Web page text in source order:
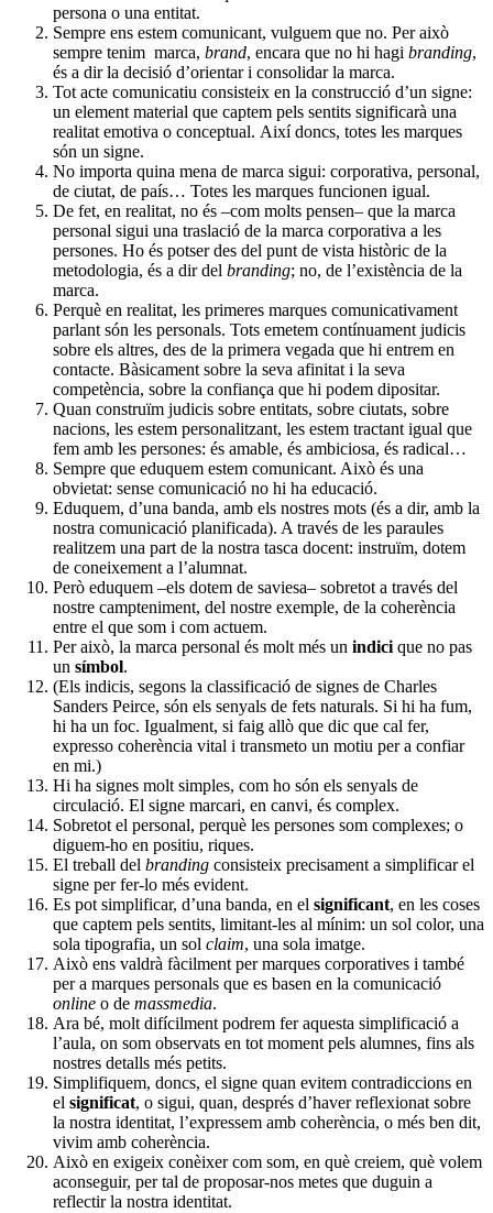
persona o una entitat.
Sempre ens estem comunicant, vulguem que no. Per això
sempre tenim marca, brand, encara que no hi hagi branding,
és a dir la decisió d’orientar i consolidar la marca.
Tot acte comunicatiu consisteix en la construcció d’un signe:
un element material que captem pels sentits significarà una
realitat emotiva o conceptual. Així doncs, totes les marques
són un signe.
No importa quina mena de marca sigui: corporativa, personal,
de ciutat, de país… Totes les marques funcionen igual.
De fet, en realitat, no és –com molts pensen– que la marca
personal sigui una traslació de la marca corporativa a les
persones. Ho és potser des del punt de vista històric de la
metodologia, és a dir del branding; no, de l’existència de la
marca.
Perquè en realitat, les primeres marques comunicativament
parlant són les personals. Tots emetem contínuament judicis
sobre els altres, des de la primera vegada que hi entrem en
contacte. Bàsicament sobre la seva afinitat i la seva
competència, sobre la confiança que hi podem dipositar.
Quan construïm judicis sobre entitats, sobre ciutats, sobre
nacions, les estem personalitzant, les estem tractant igual que
fem amb les persones: és amable, és ambiciosa, és radical…
Sempre que eduquem estem comunicant. Això és una
obvietat: sense comunicació no hi ha educació.
Eduquem, d’una banda, amb els nostres mots (és a dir, amb la
nostra comunicació planificada). A través de les paraules
realitzem una part de la nostra tasca docent: instruïm, dotem
de coneixement a l’alumnat.
Però eduquem –els dotem de saviesa– sobretot a través del
nostre campteniment, del nostre exemple, de la coherència
entre el que som i com actuem.
Per això, la marca personal és molt més un indicique no pas
un símbol.
(Els indicis, segons la classificació de signes de Charles
Sanders Peirce, són els senyals de fets naturals. Si hi ha fum,
hi ha un foc. Igualment, si faig allò que dic que cal fer,
expresso coherència vital i transmeto un motiu per a confiar
en mi.)
Hi ha signes molt simples, com ho són els senyals de
circulació. El signe marcari, en canvi, és complex.
Sobretot el personal, perquè les persones som complexes; o
diguem-ho en positiu, riques.
El treball del branding consisteix precisament a simplificar el
signe per fer-lo més evident.
Es pot simplificar, d’una banda, en el significant, en les coses
que captem pels sentits, limitant-les al mínim: un sol color, una
sola tipografia, un sol claim, una sola imatge.
Això ens valdrà fàcilment per marques corporatives i també
per a marques personals que es basen en la comunicació
online o de massmedia.
Ara bé, molt difícilment podrem fer aquesta simplificació a
l’aula, on som observats en tot moment pels alumnes, fins als
nostres detalls més petits.
Simplifiquem, doncs, el signe quan evitem contradiccions en
el significat, o sigui, quan, després d’haver reflexionat sobre
la nostra identitat, l’expressem amb coherència, o més ben dit,
vivim amb coherència.
Això en exigeix conèixer com som, en què creiem, què volem
aconseguir, per tal de proposar-nos metes que duguin a
reflectir la nostra identitat.